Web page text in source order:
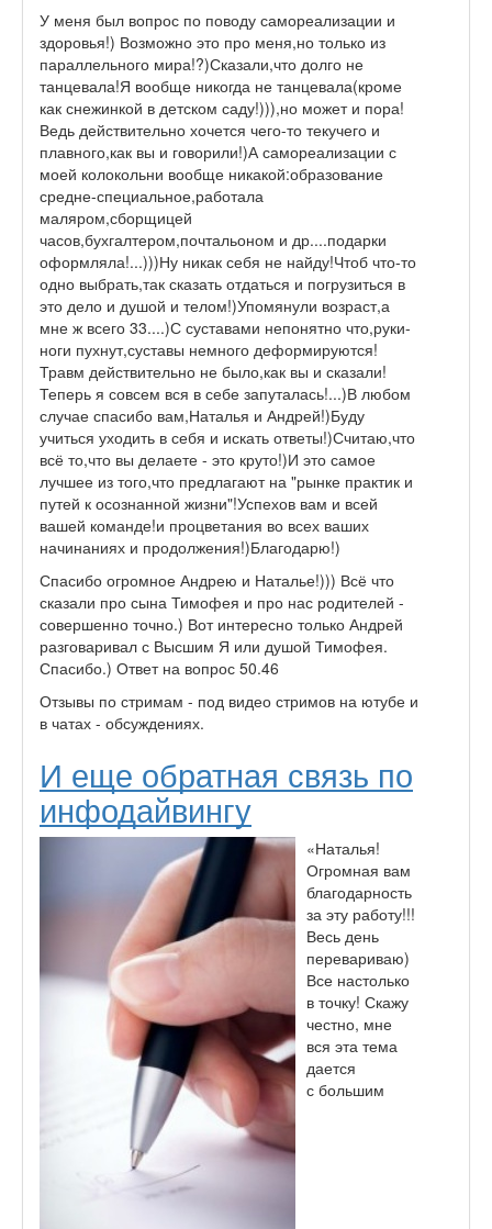
У меня был вопрос по поводу самореализации и
здоровья!) Возможно это про меня,но только из
параллельного мира!?)Сказали,что долго не
танцевала!Я вообще никогда не танцевала(кроме
как снежинкой в детском саду!))),но может и пора!
Ведь действительно хочется чего-то текучего и
плавного,как вы и говорили!)А самореализации с
моей колокольни вообще никакой:образование
средне-специальное,работала
маляром,сборщицей
часов,бухгалтером,почтальоном и др....подарки
оформляла!...)))Ну никак себя не найду!Чтоб что-то
одно выбрать,так сказать отдаться и погрузиться в
это дело и душой и телом!)Упомянули возраст,а
мне ж всего 33....)С суставами непонятно что,руки-
ноги пухнут,суставы немного деформируются!
Травм действительно не было,как вы и сказали!
Теперь я совсем вся в себе запуталась!...)В любом
случае спасибо вам,Наталья и Андрей!)Буду
учиться уходить в себя и искать ответы!)Считаю,что
всё то,что вы делаете - это круто!)И это самое
лучшее из того,что предлагают на "рынке практик и
путей к осознанной жизни"!Успехов вам и всей
вашей команде!и процветания во всех ваших
начинаниях и продолжения!)Благодарю!)
Спасибо огромное Андрею и Наталье!))) Всё что
сказали про сына Тимофея и про нас родителей -
совершенно точно.) Вот интересно только Андрей
разговаривал с Высшим Я или душой Тимофея.
Спасибо.) Ответ на вопрос 50.46
Отзывы по стримам - под видео стримов на ютубе и
в чатах - обсуждениях.
И еще обратная связь по
инфодайвингу
«Наталья!
Огромная вам
благодарность
за эту работу!!!
Весь день
перевариваю)
Все настолько
в точку! Скажу
честно, мне
вся эта тема
дается
с большим